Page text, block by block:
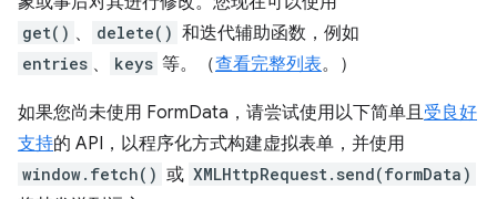
get() 、 delete() 和迭代辅助函数，例如
entries 、 keys 等。（查看完整列表。）
如果您尚未使用 FormData，请尝试使用以下简单且受良好
支持的 API，以程序化方式构建虚拟表单，并使用
window.fetch() 或 XMLHttpRequest.send(formData)